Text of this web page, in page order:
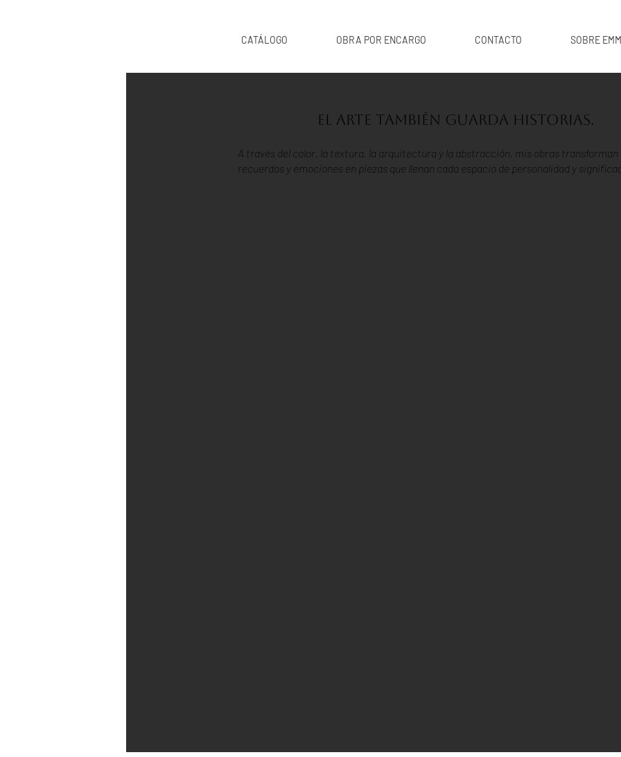
CATÁLOGO OBRA POR ENCARGO CONTACTO SOBRE
El arte también guarda historias.
A través del color, la textura, la arquitectura y la abstracción, mis obras transforman
recuerdos y emociones en piezas que llenan cada espacio de personalidad y